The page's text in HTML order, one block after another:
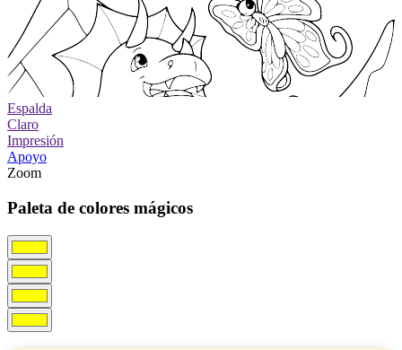
Espalda
Claro
Impresión
Apoyo
Zoom
Paleta de colores mágicos